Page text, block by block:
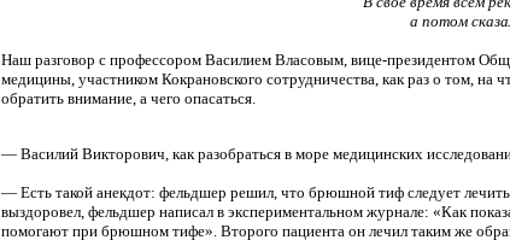
а потом
Наш разговор с профессором Василием Власовым, вице-президентом
медицины, участником Кокрановского сотрудничества, как раз о том, на
обратить внимание, а чего опасаться.
— Василий Викторович, как разобраться в море медицинских
— Есть такой анекдот: фельдшер решил, что брюшной тиф следует
выздоровел, фельдшер написал в экспериментальном журнале: «Как
помогают при брюшном тифе». Второго пациента он лечил таким же